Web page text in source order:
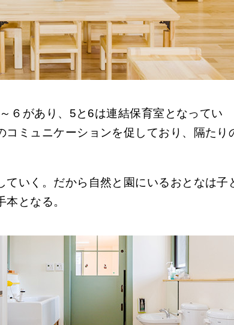
６があり、5と6は連結保育室となってい
ミュニケーションを促しており、隔たり
いく。だから自然と園にいるおとなは子
となる。